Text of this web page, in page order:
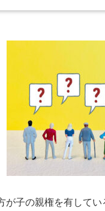
が子の親権を有して